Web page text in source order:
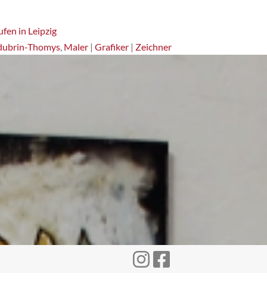
in Leipzig
Thomys, Maler | Grafiker | Zeichner